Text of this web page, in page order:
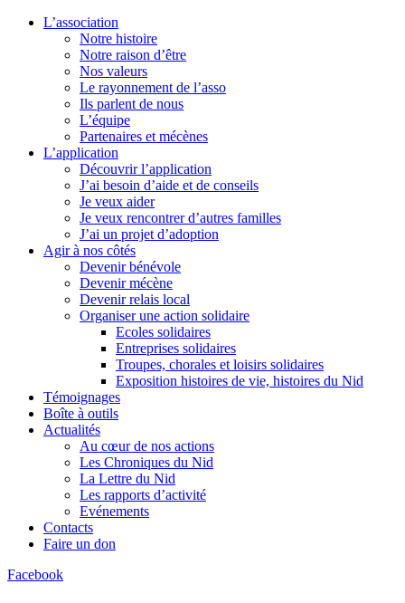
L’association
Notre histoire
Notre raison d’être
Nos valeurs
Le rayonnement de l’asso
Ils parlent de nous
L’équipe
Partenaires et mécènes
L’application
Découvrir l’application
J’ai besoin d’aide et de conseils
Je veux aider
Je veux rencontrer d’autres familles
J’ai un projet d’adoption
Agir à nos côtés
Devenir bénévole
Devenir mécène
Devenir relais local
Organiser une action solidaire
Ecoles solidaires
Entreprises solidaires
Troupes, chorales et loisirs solidaires
Exposition histoires de vie, histoires du Nid
Témoignages
Boîte à outils
Actualités
Au cœur de nos actions
Les Chroniques du Nid
La Lettre du Nid
Les rapports d’activité
Evénements
Contacts
Faire un don
Facebook